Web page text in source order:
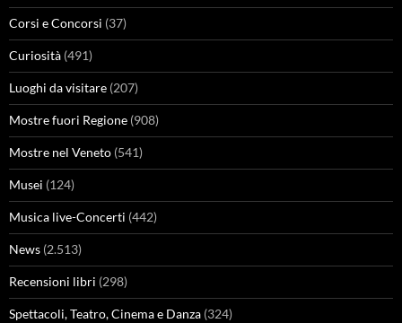
Corsi e Concorsi (37)
Curiosità (491)
Luoghi da visitare (207)
Mostre fuori Regione (908)
Mostre nel Veneto (541)
Musei (124)
Musica live-Concerti (442)
News (2.513)
Recensioni libri (298)
Spettacoli, Teatro, Cinema e Danza (324)